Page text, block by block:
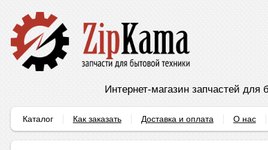
Интернет-магазин запчастей для
Каталог Как заказать Доставка и оплата О нас